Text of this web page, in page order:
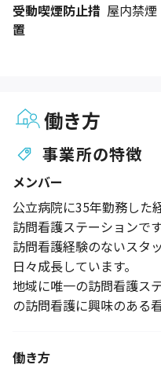
受動喫煙防止措
置
屋内禁煙
働き方
事業所の特徴
メンバー
公立病院に35年勤務した
訪問看護ステーションです
訪問看護経験のないスタ
日々成長しています。
地域に唯一の訪問看護ス
の訪問看護に興味のある
働き方